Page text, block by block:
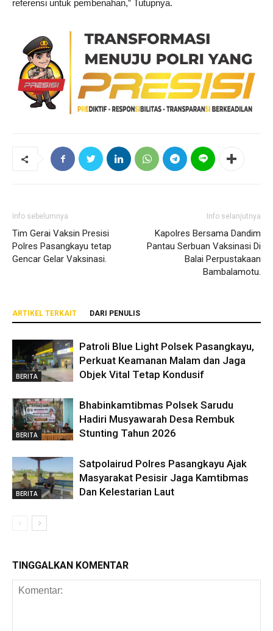
referensi untuk pembenahan,” Tutupnya.
Info sebelumnya
Tim Gerai Vaksin Presisi
Polres Pasangkayu tetap
Gencar Gelar Vaksinasi.
Info selanjutnya
Kapolres Bersama Dandim
Pantau Serbuan Vaksinasi Di
Balai Perpustakaan
Bambalamotu.
ARTIKEL TERKAIT DARI PENULIS
BERITA
Patroli Blue Light Polsek Pasangkayu,
Perkuat Keamanan Malam dan Jaga
Objek Vital Tetap Kondusif
BERITA
Bhabinkamtibmas Polsek Sarudu
Hadiri Musyawarah Desa Rembuk
Stunting Tahun 2026
BERITA
Satpolairud Polres Pasangkayu Ajak
Masyarakat Pesisir Jaga Kamtibmas
Dan Kelestarian Laut
TINGGALKAN KOMENTAR